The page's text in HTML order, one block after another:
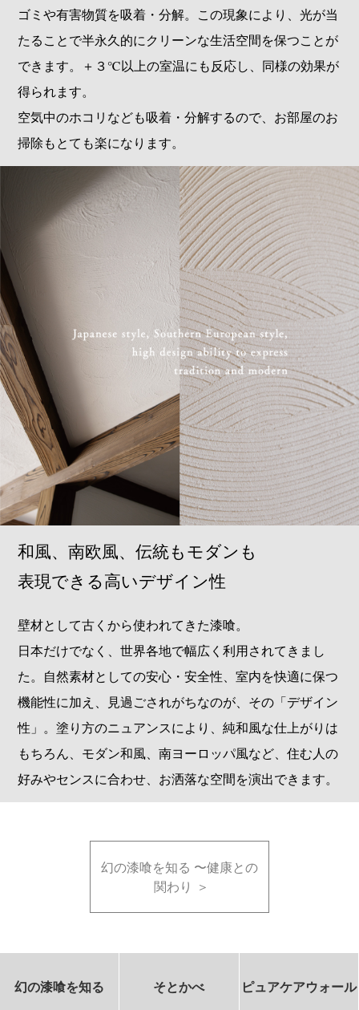
ゴミや有害物質を吸着・分解。この現象により、光が当
たることで半永久的にクリーンな生活空間を保つことが
できます。＋３℃以上の室温にも反応し、同様の効果が
得られます。
空気中のホコリなども吸着・分解するので、お部屋のお
掃除もとても楽になります。
和風、南欧風、伝統もモダンも
表現できる高いデザイン性
壁材として古くから使われてきた漆喰。
日本だけでなく、世界各地で幅広く利用されてきまし
た。自然素材としての安心・安全性、室内を快適に保つ
機能性に加え、見過ごされがちなのが、その「デザイン
性」。塗り方のニュアンスにより、純和風な仕上がりは
もちろん、モダン和風、南ヨーロッパ風など、住む人の
好みやセンスに合わせ、お洒落な空間を演出できます。
幻の漆喰を知る 〜健康との
関わり
幻の漆喰を知る そとかべ ピュアケアウォール